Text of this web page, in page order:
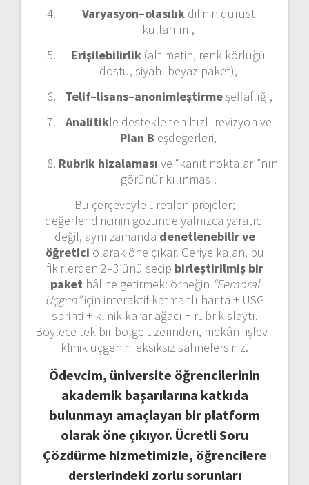
Varyasyon–olasılıkdilinin dürüst
kullanımı,
Erişilebilirlik (alt metin, renk körlüğü
dostu, siyah–beyaz paket),
Telif–lisans–anonimleştirmeşeffaflığı,
Analitikle desteklenen hızlı revizyon ve
Plan B eşdeğerleri,
Rubrik hizalaması ve “kanıt noktaları”nın
görünür kılınması.
Bu çerçeveyle üretilen projeler;
değerlendiricinin gözünde yalnızca yaratıcı
değil, aynı zamanda denetlenebilir ve
öğretici olarak öne çıkar. Geriye kalan, bu
fikirlerden 2–3’ünü seçip birleştirilmiş bir
paket hâline getirmek: örneğin “Femoral
Üçgen”için interaktif katmanlı harita + USG
sprinti + klinik karar ağacı + rubrik slaytı.
Böylece tek bir bölge üzerinden, mekân–işlev–
klinik üçgenini eksiksiz sahnelersiniz.
Ödevcim, üniversite öğrencilerinin
akademik başarılarına katkıda
bulunmayı amaçlayan bir platform
olarak öne çıkıyor. Ücretli Soru
Çözdürme hizmetimizle, öğrencilere
derslerindeki zorlu sorunları